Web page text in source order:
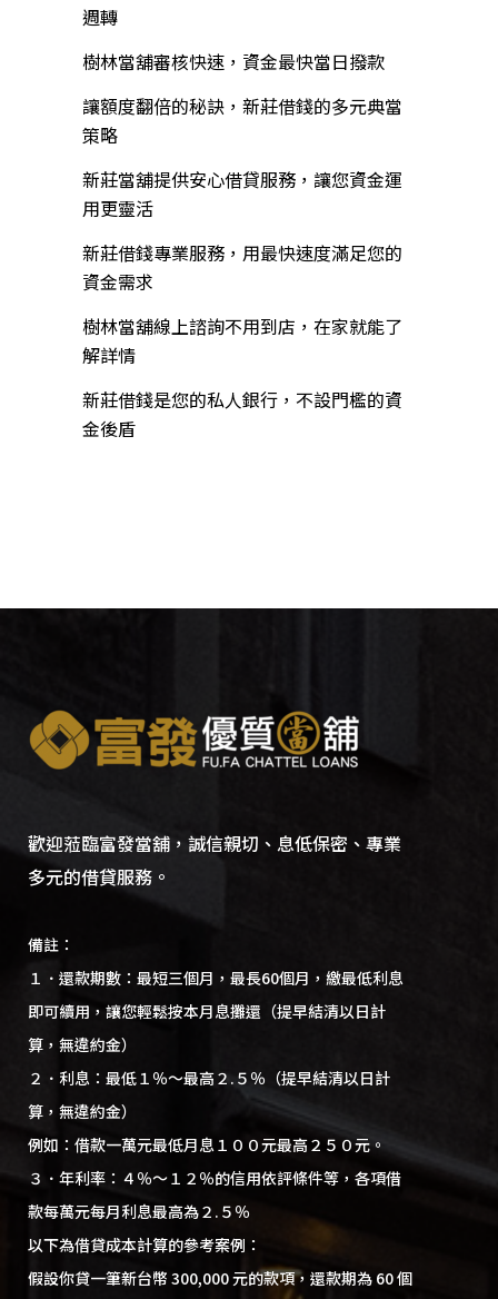
週轉
樹林當舖審核快速，資金最快當日撥款
讓額度翻倍的秘訣，新莊借錢的多元典當
策略
新莊當舖提供安心借貸服務，讓您資金運
用更靈活
新莊借錢專業服務，用最快速度滿足您的
資金需求
樹林當舖線上諮詢不用到店，在家就能了
解詳情
新莊借錢是您的私人銀行，不設門檻的資
金後盾
歡迎蒞臨富發當舖，誠信親切、息低保密、專業
多元的借貸服務。
備註：
１．還款期數：最短三個月，最長60個月，繳最低利息
即可續用，讓您輕鬆按本月息攤還（提早結清以日計
算，無違約金）
２．利息：最低１％～最高２.５％（提早結清以日計
算，無違約金）
例如：借款一萬元最低月息１００元最高２５０元。
３．年利率：４％～１２％的信用依評條件等，各項借
款每萬元每月利息最高為２.５％
以下為借貸成本計算的參考案例：
假設你貸一筆新台幣 300,000 元的款項，還款期為 60 個